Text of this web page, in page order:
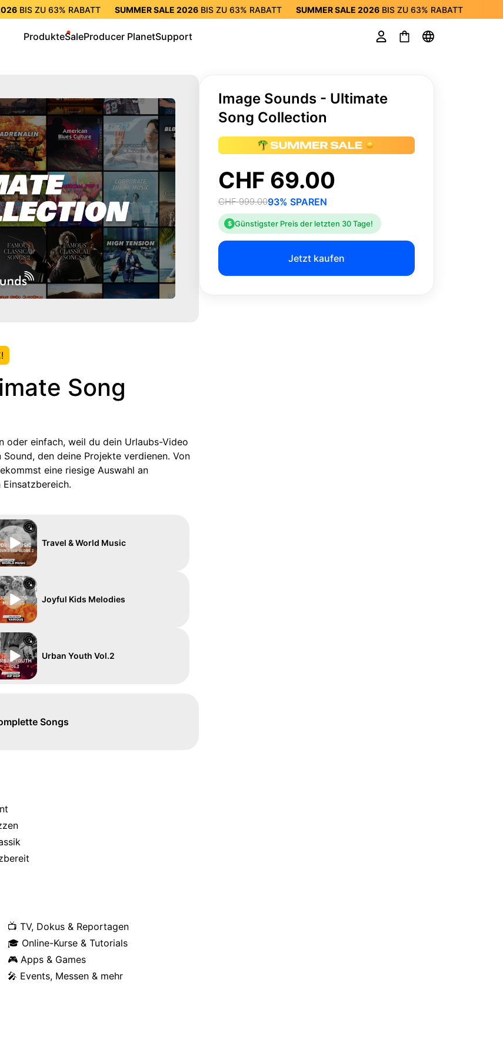
BIS ZU 63% RABATT SUMMER SALE 2026 BIS ZU 63% RABATT SUMMER SALE 2026 BIS ZU 63% RABATT
ProdukteSaleProducer PlanetSupport
Song
oder einfach, weil du dein Urlaubs-Video
den deine Projekte verdienen. Von
eine riesige Auswahl an
Travel & World Music
Joyful Kids Melodies
Urban Youth Vol.2
Songs
📺 TV, Dokus & Reportagen
🎓 Online-Kurse & Tutorials
🎮 Apps & Games
🎤 Events, Messen & mehr
Image Sounds - Ultimate
Song Collection
CHF 69.00
CHF 999.0093% SPAREN
$ Günstigster Preis der letzten 30 Tage!
Jetzt kaufen